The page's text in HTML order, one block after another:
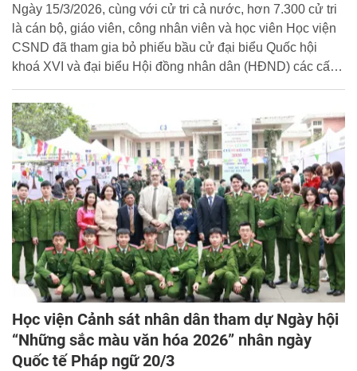
Ngày 15/3/2026, cùng với cử tri cả nước, hơn 7.300 cử tri
là cán bộ, giáo viên, công nhân viên và học viên Học viện
CSND đã tham gia bỏ phiếu bầu cử đại biểu Quốc hội
khoá XVI và đại biểu Hội đồng nhân dân (HĐND) các cấp
Học viện Cảnh sát nhân dân tham dự Ngày hội
“Những sắc màu văn hóa 2026” nhân ngày
Quốc tế Pháp ngữ 20/3